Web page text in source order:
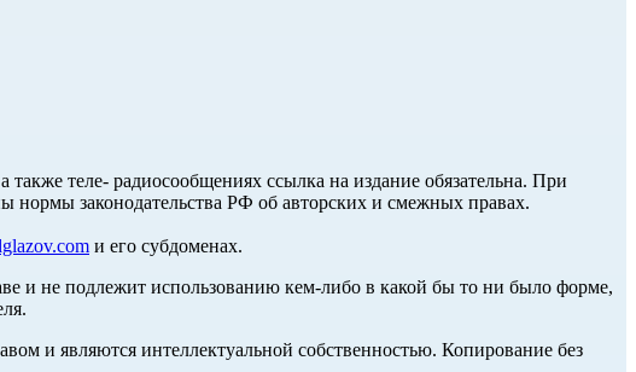
также теле- радиосообщениях ссылка на издание обязательна. При
нормы законодательства РФ об авторских и смежных правах.
и его субдоменах.
и не подлежит использованию кем-либо в какой бы то ни было форме,
и являются интеллектуальной собственностью. Копирование без